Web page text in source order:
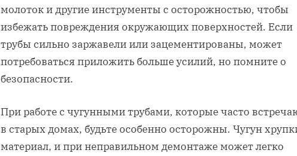
молоток и другие инструменты с осторожностью, чтобы
избежать повреждения окружающих поверхностей. Если
трубы сильно заржавели или зацементированы, может
потребоваться приложить больше усилий, но помните о
безопасности.
При работе с чугунными трубами, которые часто
в старых домах, будьте особенно осторожны. Чугун
материал, и при неправильном демонтаже может легко